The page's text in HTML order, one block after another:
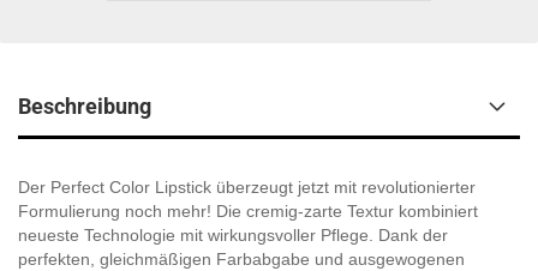
Beschreibung
Der Perfect Color Lipstick überzeugt jetzt mit revolutionierter
Formulierung noch mehr! Die cremig-zarte Textur kombiniert
neueste Technologie mit wirkungsvoller Pflege. Dank der
perfekten, gleichmäßigen Farbabgabe und ausgewogenen